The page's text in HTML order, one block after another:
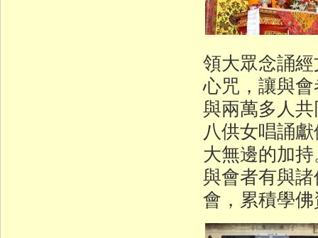
領大眾念誦
心咒，讓與
與兩萬多人
八供女唱誦
大無邊的加
與會者有與
會，累積學